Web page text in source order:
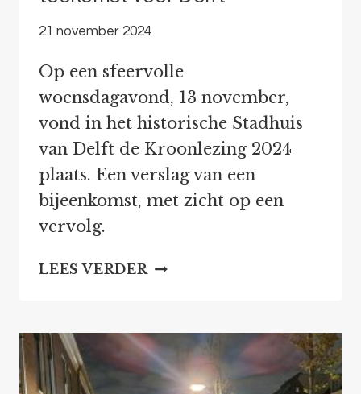
21 november 2024
Op een sfeervolle
woensdagavond, 13 november,
vond in het historische Stadhuis
van Delft de Kroonlezing 2024
plaats. Een verslag van een
bijeenkomst, met zicht op een
vervolg.
LEES VERDER KROONLEZING
AAN
EEN
GROENE